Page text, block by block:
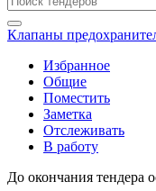
Клапаны
Избранное
Общие
Поместить
Заметка
Отслеживать
В работу
До окончания тендера